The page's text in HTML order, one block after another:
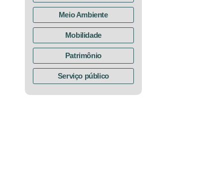
Meio Ambiente
Mobilidade
Patrimônio
Serviço público